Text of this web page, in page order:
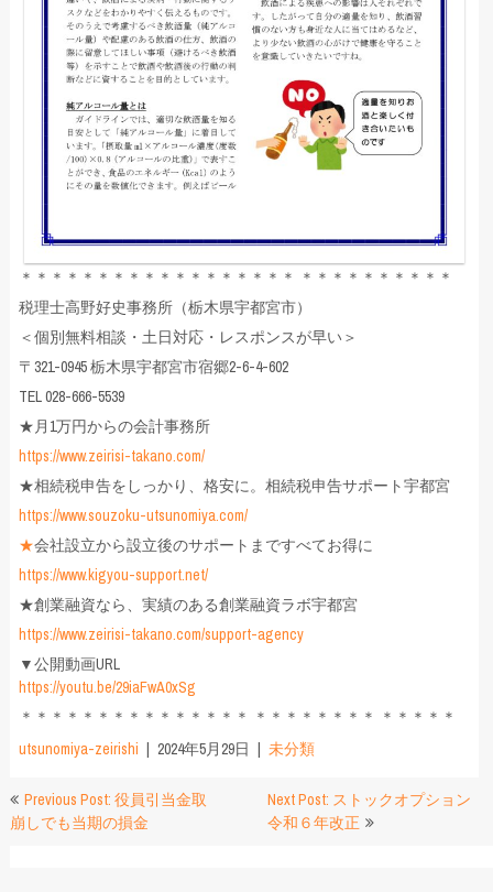
＊＊＊＊＊＊＊＊＊＊＊＊＊＊＊＊＊＊ ＊＊＊＊＊＊＊＊＊＊
税理士高野好史事務所（栃木県宇都宮市）
＜個別無料相談・土日対応・レスポンスが早い＞
〒321-0945 栃木県宇都宮市宿郷2-6-4-602
TEL 028-666-5539
★月1万円からの会計事務所
https://www.zeirisi-takano.com/
★相続税申告をしっかり、格安に。相続税申告サポート宇都宮
https://www.souzoku-utsunomiya.com/
★会社設立から設立後のサポートまですべてお得に
https://www.kigyou-support.net/
★創業融資なら、実績のある創業融資ラボ宇都宮
https://www.zeirisi-takano.com/support-agency
▼公開動画URL
https://youtu.be/29iaFwA0xSg
＊＊＊＊＊＊＊＊＊＊＊＊＊＊＊ ＊＊＊＊＊＊＊＊ ＊＊＊＊＊
utsunomiya-zeirishi
2024年5月29日 未分類
投
稿
Previous Post: 役員引当金取
崩しでも当期の損金
Next Post: ストックオプション
令和６年改正